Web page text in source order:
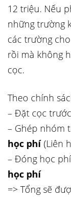
12 triệu. Nếu
những trường
các trường
rồi mà không
cọc.
Theo chính
– Đặt cọc
– Ghép nhóm
học phí(Liên
– Đóng học
học phí
=> Tổng sẽ